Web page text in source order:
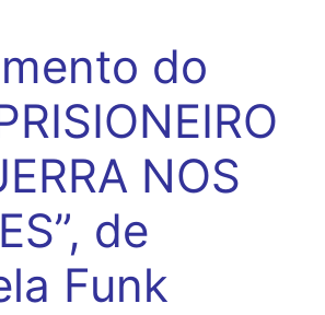
do
NOS
de
Funk